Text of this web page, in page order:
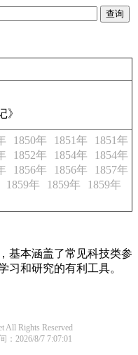
》
1850年 1851年
1851年
1852年 1854年
1854年
1856年 1856年
1857年
1859年 1859年
1859年
基本涵盖了常见科技类参
习和研究的有利工具。
All Rights Reserved
：2026/8/7 7:07:01